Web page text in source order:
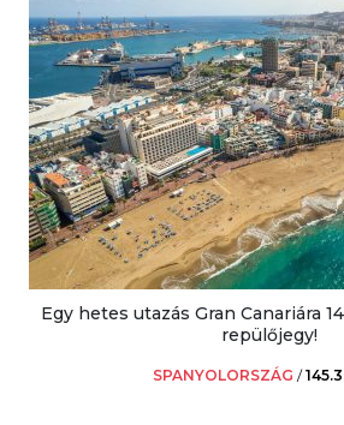
Egy hetes utazás Gran Canariára
repülőjegy!
SPANYOLORSZÁG /